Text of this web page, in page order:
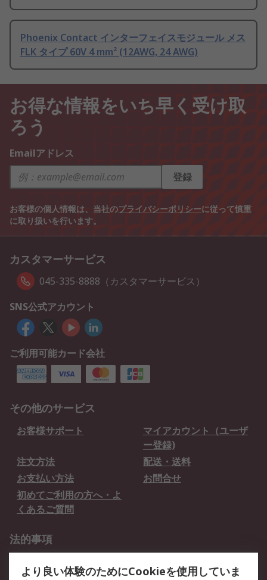
Phoenix Contact インターフェイスモジュール メス
FLK タイプ 60V 4 mm² (12AWG, 24 AWG)
お得な情報をいち早く受け取
ろう
Emailアドレス
登録
お客様の個人情報は、当社のプライバシーポリシーに従って慎重
に取り扱いを行います。
カスタマーサービス
045-335-8888（カスタマーサービス）
SNS公式アカウント
ご利用可能カード会社
その他のサービス
お客様サポート
マイアカウント（ユーザ
ー登録)
注文方法
配送・送料
お支払い方法
お問合せ
初めてご利用の方へ・よ
くあるご質問
法的事項
より良い体験のためにCookieを使用していま